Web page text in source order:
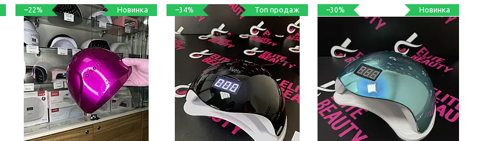
–22% Новинка –34% Топ продаж –30% Новинка